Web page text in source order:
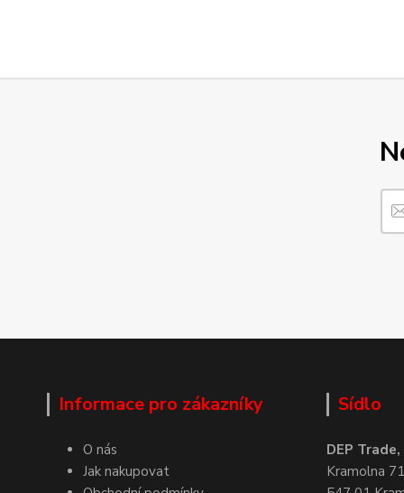
Informace pro zákazníky
O nás
Jak nakupovat
Sídlo
DEP Trade,
Kramolna 71